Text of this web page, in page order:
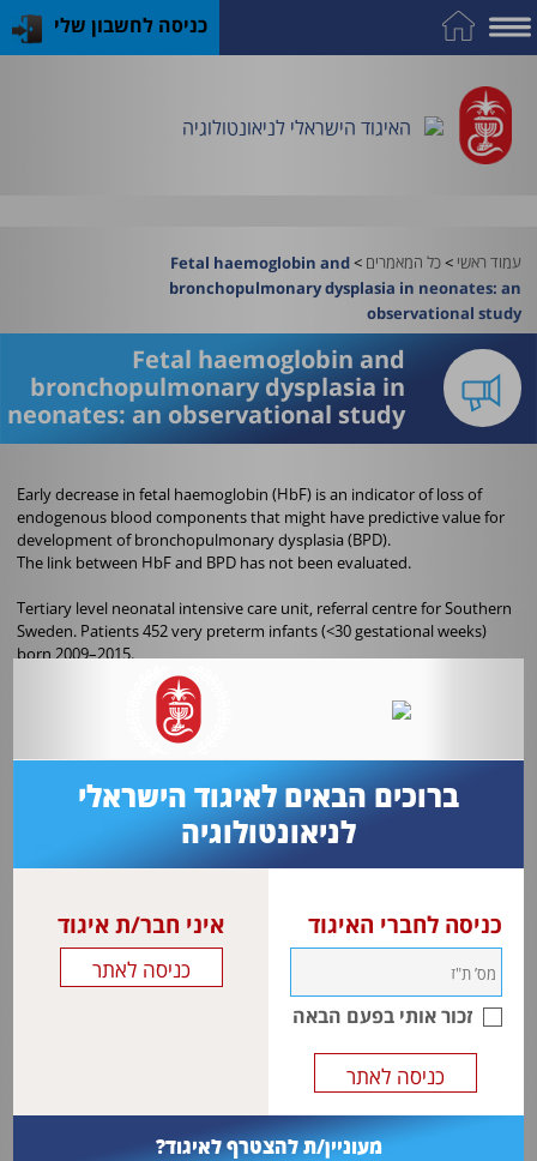
כניסה לחשבון שלי
האיגוד הישראלי לניאונטולוגיה
על
האיגוד
פרסומי
האיגוד
התמחות
במקצוע
כח
אדם
וציוד
כלים
שימושיים
כנס
האיגוד
עמוד ראשי>כל המאמרים>
Fetal haemoglobin and
bronchopulmonary dysplasia in neonates: an
observational study
Fetal haemoglobin and
bronchopulmonary dysplasia in
neonates: an observational study
Early decrease in fetal haemoglobin (HbF) is an indicator of loss of
endogenous blood components that might have predictive value for
development of bronchopulmonary dysplasia (BPD).
The link between HbF and BPD has not been evaluated.
Tertiary level neonatal intensive care unit, referral centre for Southern
Sweden. Patients 452 very preterm infants (<30 gestational weeks)
born 2009–2015.
measures Mean HbF, haemoglobin (Hb) and partial oxygen pressure
(PaO2) levels calculated from 11 861 arterial blood gas analyses
Relationship between HbF (%) and BPD (requirement of supplemental
oxygen at 36 weeks’ postmenstrual age) and the modifying influence
of PaO2 (kPa) and total Hb (g/L) was evaluated.
ברוכים הבאים לאיגוד הישראלי
לניאונטולוגיה
כניסה לחברי האיגוד
זכור אותי בפעם הבאה
איני חבר/ת איגוד
מעוניין/ת להצטרף לאיגוד?